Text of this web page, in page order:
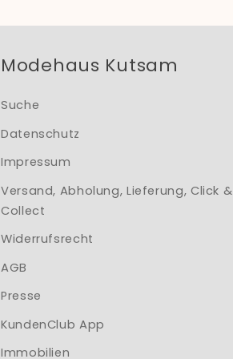
Modehaus Kutsam
Suche
Datenschutz
Impressum
Versand, Abholung, Lieferung, Click &
Collect
Widerrufsrecht
AGB
Presse
KundenClub App
Immobilien